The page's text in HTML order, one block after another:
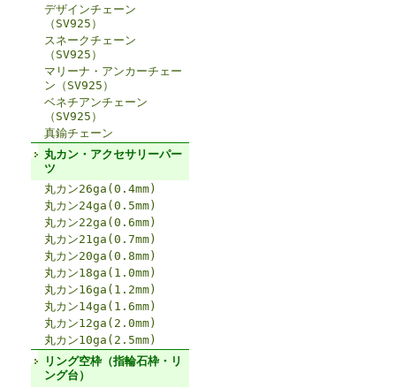
デザインチェーン
（SV925）
スネークチェーン
（SV925）
マリーナ・アンカーチェー
ン（SV925）
ベネチアンチェーン
（SV925）
真鍮チェーン
丸カン・アクセサリーパー
ツ
丸カン26ga(0.4mm)
丸カン24ga(0.5mm)
丸カン22ga(0.6mm)
丸カン21ga(0.7mm)
丸カン20ga(0.8mm)
丸カン18ga(1.0mm)
丸カン16ga(1.2mm)
丸カン14ga(1.6mm)
丸カン12ga(2.0mm)
丸カン10ga(2.5mm)
リング空枠（指輪石枠・リ
ング台）